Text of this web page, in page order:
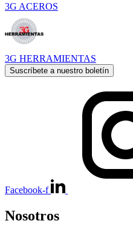
3G ACEROS
3G HERRAMIENTAS
Suscríbete a nuestro boletín
Facebook-f
Nosotros